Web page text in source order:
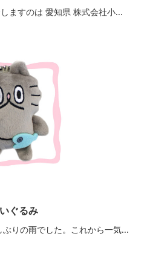
ますのは 愛知県 株式会社小...
ぐるみ
りの雨でした。これから一気...